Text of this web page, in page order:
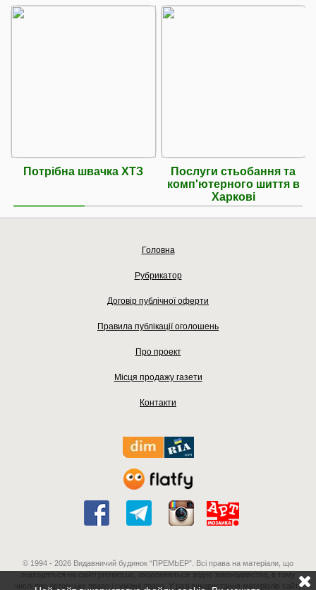
Потрібна швачка ХТЗ
Послуги стьобання та
комп'ютерного шиття в
Харкові
Головна
Рубрикатор
Договір публічної оферти
Правила публікації оголошень
Про проект
Місця продажу газети
Контакти
© 1994 - 2026 Видавничий будинок “ПРЕМЬЕР”. Всі права на матеріали, що
знаходяться на сайті premier.ua, охороняються згідно законодавства, в тому
числі про авторське право і суміжні права. У разі використання матеріалів сайту